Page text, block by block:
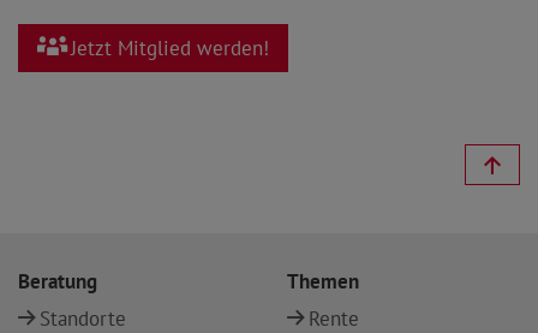
Jetzt Mitglied werden!
Beratung
Standorte
Themen
Rente